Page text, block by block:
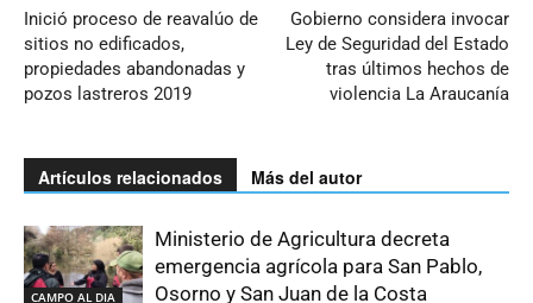
Inició proceso de reavalúo de
sitios no edificados,
propiedades abandonadas y
pozos lastreros 2019
Gobierno considera invocar
Ley de Seguridad del Estado
tras últimos hechos de
violencia La Araucanía
Artículos relacionados Más del autor
CAMPO AL DIA
Ministerio de Agricultura decreta
emergencia agrícola para San Pablo,
Osorno y San Juan de la Costa